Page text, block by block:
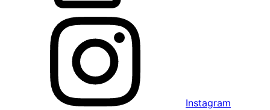
Instagram